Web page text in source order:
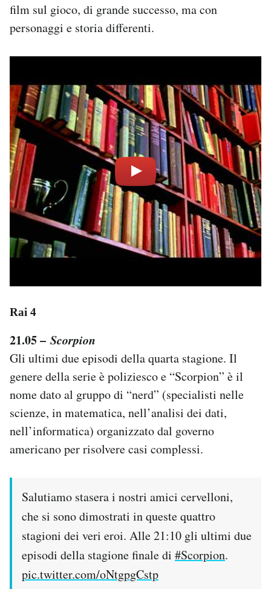
film sul gioco, di grande successo, ma con
personaggi e storia differenti.
Rai 4
21.05 – Scorpion
Gli ultimi due episodi della quarta stagione. Il
genere della serie è poliziesco e “Scorpion” è il
nome dato al gruppo di “nerd” (specialisti nelle
scienze, in matematica, nell’analisi dei dati,
nell’informatica) organizzato dal governo
americano per risolvere casi complessi.
Salutiamo stasera i nostri amici cervelloni,
che si sono dimostrati in queste quattro
stagioni dei veri eroi. Alle 21:10 gli ultimi due
episodi della stagione finale di #Scorpion.
pic.twitter.com/oNtgpgCstp